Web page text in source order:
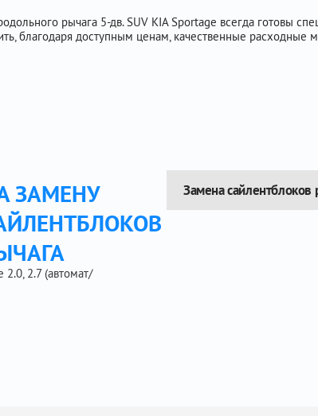
рычага 5-дв. SUV KIA Sportage всегда готовы
благодаря доступным ценам, качественные расходные
ЗАМЕНУ
2.7 (автомат/
Замена сайлентблоков